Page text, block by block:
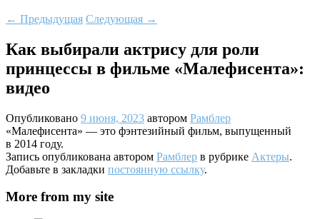
← Предыдущая Следующая →
Как выбирали актрису для роли
принцессы в фильме «Малефисента»:
видео
Опубликовано 9 июня, 2023 автором Рамблер
«Малефисента» — это фэнтезийный фильм, выпущенный
в 2014 году.
Запись опубликована автором Рамблер в рубрике Актеры.
Добавьте в закладки постоянную ссылку.
More from my site